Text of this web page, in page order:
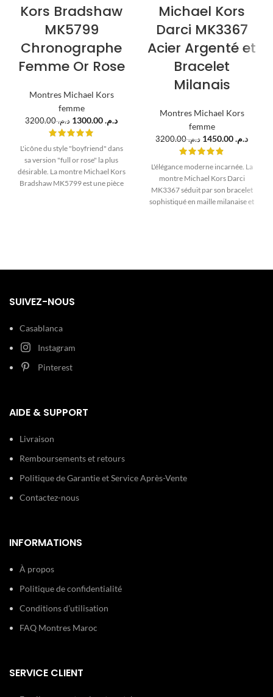
Kors Bradshaw
MK5799
Chronographe
Femme Or Rose
Montres Michael Kors
femme
د.م.3200.00 د.م.
L'icône du style "boyfriend" dans
sa version "full or rose" la plus
désirable. La montre Michael Kors
Bradshaw MK5799 est une pièce
Michael Kors
Darci MK3367
Acier Argenté et
Bracelet
Milanais
Montres Michael Kors
femme
د.م.3200.00 د.م.
L'élégance moderne incarnée. La
montre Michael Kors Darci
MK3367 séduit par son bracelet
sophistiqué en maille milanaise et
SUIVEZ-NOUS
Casablanca
Instagram
Pinterest
AIDE & SUPPORT
Livraison
Remboursements et retours
Politique de Garantie et Service Après-Vente
Contactez-nous
INFORMATIONS
À propos
Politique de confidentialité
Conditions d’utilisation
FAQ Montres Maroc
SERVICE CLIENT